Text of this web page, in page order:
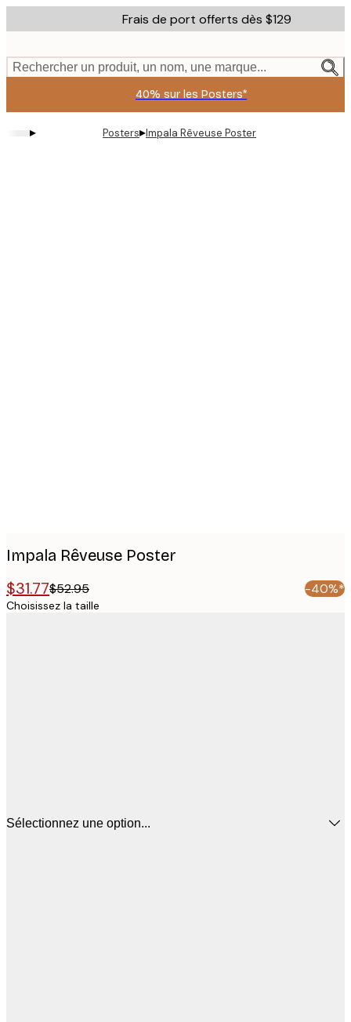
to
content.
Frais de port offerts dès $129
Rechercher un produit, un nom, une marque...
40% sur les Posters*
▸ Posters▸Impala Rêveuse Poster
Impala Rêveuse Poster
$31.77$52.95 -40%*
Choisissez la taille
Sélectionnez une option...